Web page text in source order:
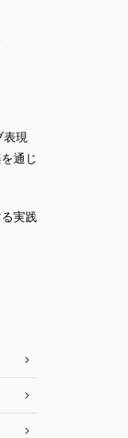
表現
通じ
実践